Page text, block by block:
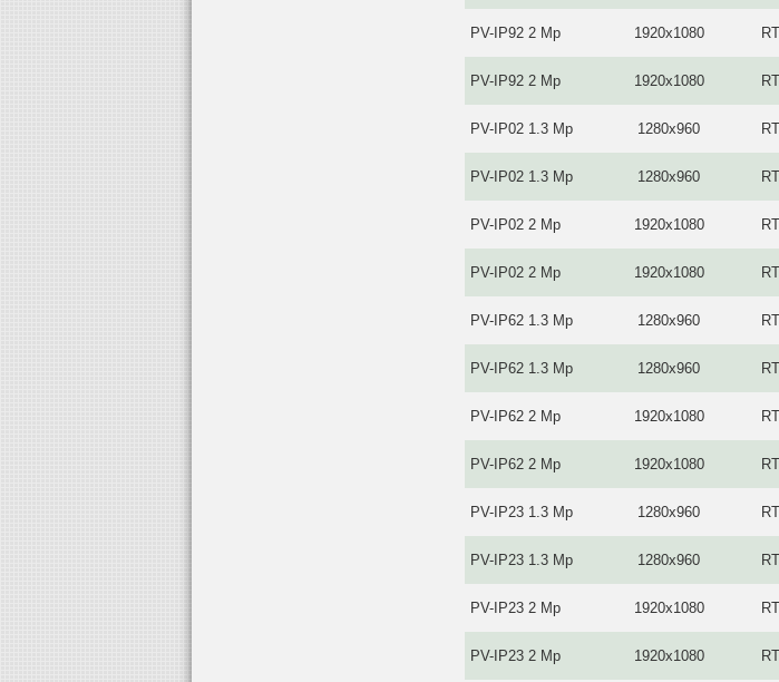
PV-IP92 2 Mp 1920x1080
PV-IP92 2 Mp 1920x1080
PV-IP02 1.3 Mp 1280x960
PV-IP02 1.3 Mp 1280x960
PV-IP02 2 Mp 1920x1080
PV-IP02 2 Mp 1920x1080
PV-IP62 1.3 Mp 1280x960
PV-IP62 1.3 Mp 1280x960
PV-IP62 2 Mp 1920x1080
PV-IP62 2 Mp 1920x1080
PV-IP23 1.3 Mp 1280x960
PV-IP23 1.3 Mp 1280x960
PV-IP23 2 Mp 1920x1080
PV-IP23 2 Mp 1920x1080